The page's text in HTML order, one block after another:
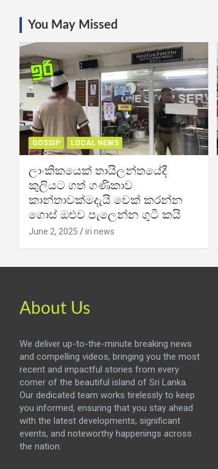
You May Missed
GOSSIP LOCAL NEWS
ලාංකිකයෙක් තායිලන්තයේදී
කුලියට ගත් ගණිකාව
කාන්තාවක්මදැයි චෙක් කරන්න
ගොස් ඔළුව පැලෙන්න ගුටි කයි
June 2, 2025 iri news
About Us
We deliver up-to-the-minute breaking news
and compelling videos, bringing you the most
recent and impactful stories from every
corner of the beautiful island of Sri Lanka.
Our dedicated team works tirelessly to keep
you informed, ensuring that you stay ahead
with the latest developments, significant
events, and noteworthy happenings across
the nation.